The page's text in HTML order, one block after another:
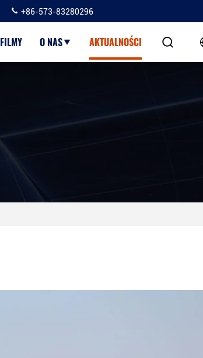
+86-573-83280296
FILMY O NAS AKTUALNOŚCI